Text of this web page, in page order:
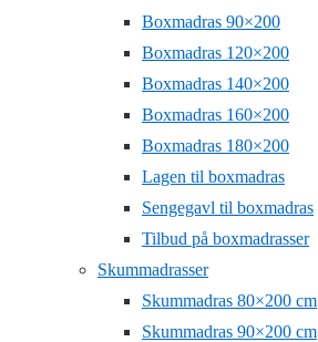
Boxmadras 90×200
Boxmadras 120×200
Boxmadras 140×200
Boxmadras 160×200
Boxmadras 180×200
Lagen til boxmadras
Sengegavl til boxmadras
Tilbud på boxmadrasser
Skummadrasser
Skummadras 80×200 cm
Skummadras 90×200 cm